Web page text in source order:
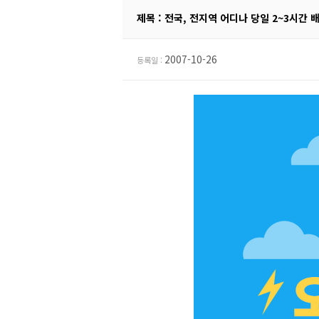
제목 : 전국, 전지역 어디나 당일 2~3시간
등록일 : 2007-10-26